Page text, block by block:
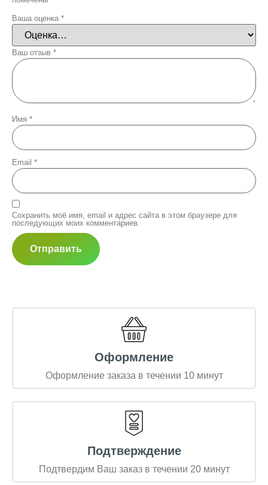
Ваша оценка *
Ваш отзыв *
Имя *
Email *
Сохранить моё имя, email и адрес сайта в этом браузере для
последующих моих комментариев.
Оформление
Оформление заказа в течении 10 минут
Подтверждение
Подтвердим Ваш заказ в течении 20 минут